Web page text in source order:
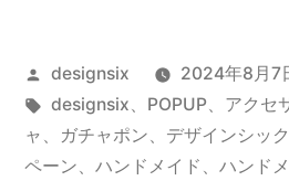
売】
京
都
投
稿
者:
designsix 2024年8月7
タ
グ:
designsix、 POPUP、 アクセ
ャ 、 ガチャポン、 デザインシッ
ペーン、 ハンドメイド 、 ハンド